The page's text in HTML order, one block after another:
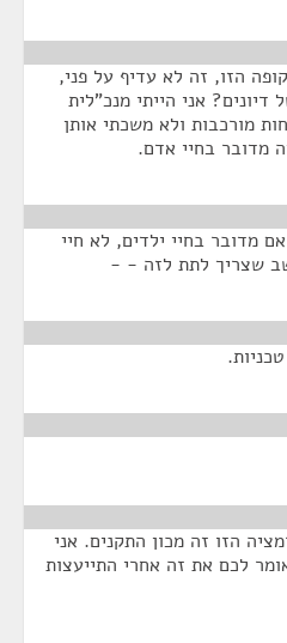
הזו, זה לא עדיף על פני,
אני הייתי מנכ"לית
מורכבות ולא משכתי אותן
מדובר בחיי ילדים, לא חיי
שצריך לתת לזה - -
הזו זה מכון התקנים. אני
לכם את זה אחרי התייעצות